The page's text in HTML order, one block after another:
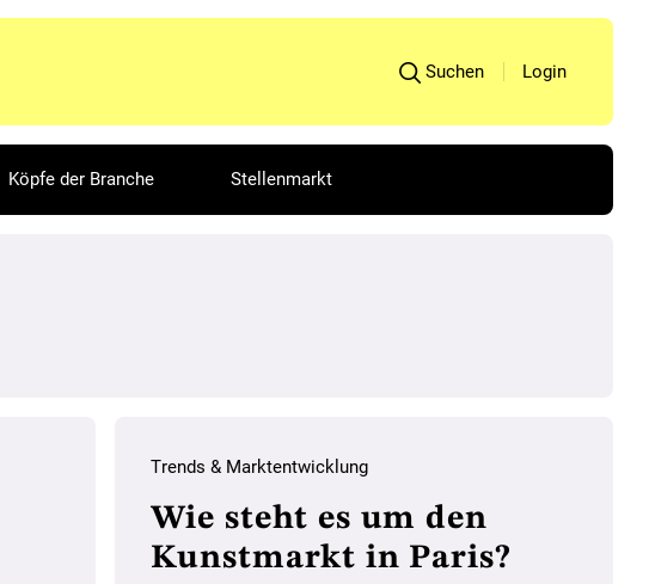
Suchen Login
Köpfe der Branche Stellenmarkt
Trends & Marktentwicklung
Wie steht es um den
Kunstmarkt in Paris?